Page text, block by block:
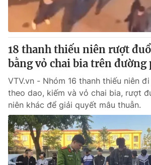
18 thanh thiếu niên rượt
bằng vỏ chai bia trên đường
VTV.vn - Nhóm 16 thanh thiếu niên
theo dao, kiếm và vỏ chai bia, rượt
niên khác để giải quyết mâu thuẫn.